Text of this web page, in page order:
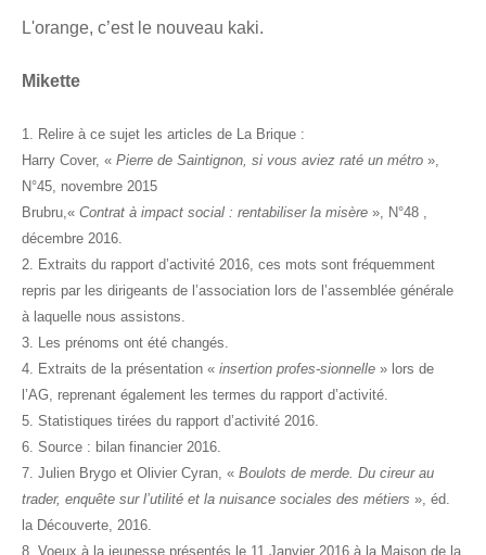
L'orange, c’est le nouveau kaki.
Mikette
1. Relire à ce sujet les articles de La Brique :
Harry Cover, « Pierre de Saintignon, si vous aviez raté un métro »,
N°45, novembre 2015
Brubru,« Contrat à impact social : rentabiliser la misère », N°48 ,
décembre 2016.
2. Extraits du rapport d’activité 2016, ces mots sont fréquemment
repris par les dirigeants de l’association lors de l’assemblée générale
à laquelle nous assistons.
3. Les prénoms ont été changés.
4. Extraits de la présentation « insertion profes-sionnelle » lors de
l’AG, reprenant également les termes du rapport d’activité.
5. Statistiques tirées du rapport d’activité 2016.
6. Source : bilan financier 2016.
7. Julien Brygo et Olivier Cyran, « Boulots de merde. Du cireur au
trader, enquête sur l’utilité et la nuisance sociales des métiers », éd.
la Découverte, 2016.
8. Voeux à la jeunesse présentés le 11 Janvier 2016 à la Maison de la